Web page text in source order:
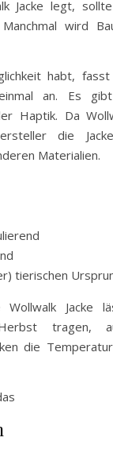
Jacke legt,
Manchmal wird
habt,
an. Es
Haptik. Da
die
Materialien.
tierischen
Wollwalk Jacke
tragen,
die